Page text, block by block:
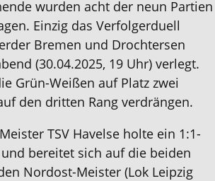
wurden acht der neun Partien
Einzig das Verfolgerduell
Bremen und Drochtersen
(30.04.2025, 19 Uhr) verlegt.
Grün-Weißen auf Platz zwei
den dritten Rang verdrängen.
TSV Havelse holte ein 1:1-
bereitet sich auf die beiden
Nordost-Meister (Lok Leipzig